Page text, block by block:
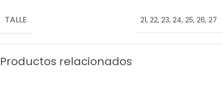
TALLE 21, 22, 23, 24, 25, 26, 27
Productos relacionados